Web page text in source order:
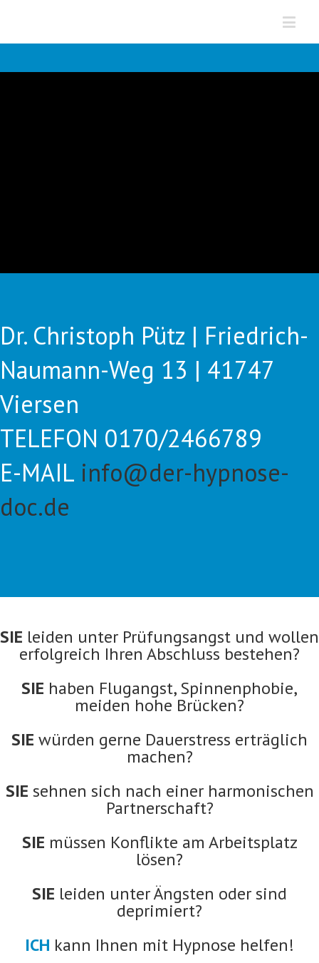
Dr. Christoph Pütz | Friedrich-
Naumann-Weg 13 | 41747
Viersen
TELEFON 0170/2466789
E-MAIL info@der-hypnose-
doc.de
SIE leiden unter Prüfungsangst und wollen
erfolgreich Ihren Abschluss bestehen?
SIE haben Flugangst, Spinnenphobie,
meiden hohe Brücken?
SIE würden gerne Dauerstress erträglich
machen?
SIE sehnen sich nach einer harmonischen
Partnerschaft?
SIE müssen Konflikte am Arbeitsplatz
lösen?
SIE leiden unter Ängsten oder sind
deprimiert?
ICH kann Ihnen mit Hypnose helfen!